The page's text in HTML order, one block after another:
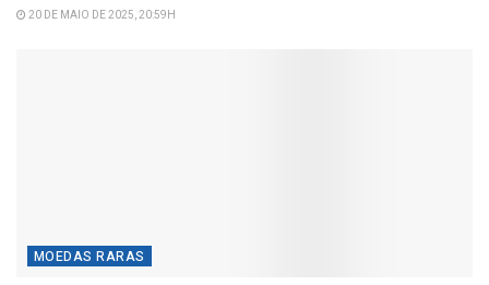
20 DE MAIO DE 2025, 20:59H
MOEDAS RARAS